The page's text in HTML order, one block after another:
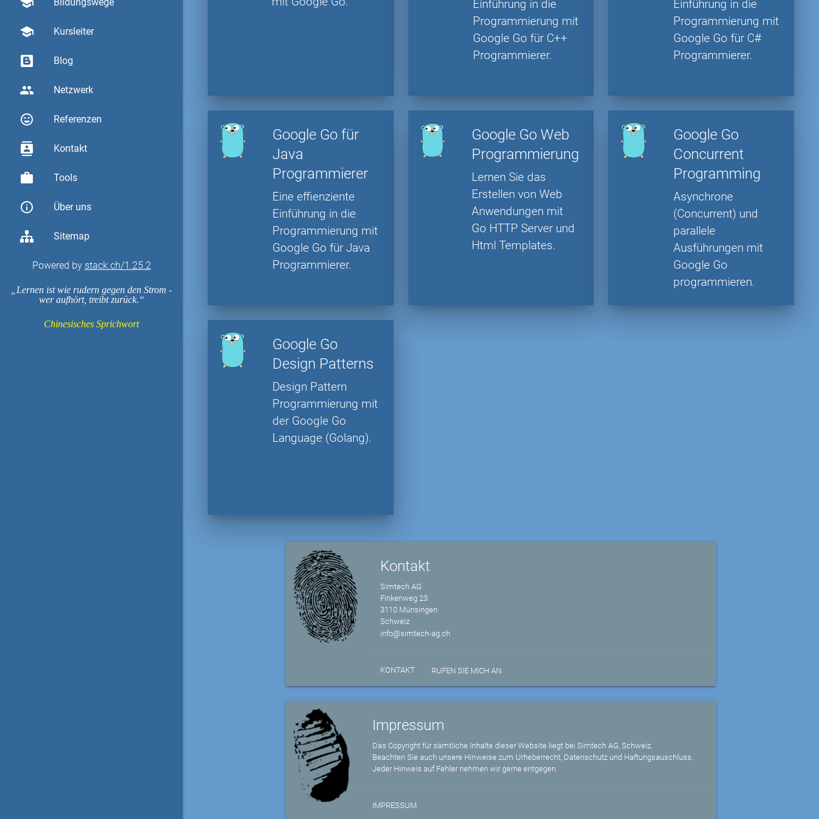
school Kursleiter
Blog
group Netzwerk
sentiment_very_satisfied Referenzen
contacts Kontakt
work Tools
info_outline Über uns
Sitemap
Powered by stack.ch/1.25.2
Lernen ist wie rudern gegen den Strom -
wer aufhört, treibt zurück.
Chinesisches Sprichwort
Einführung in die
Programmierung mit
Google Go für C++
Programmierer.
Einführung in die
Programmierung mit
Google Go für C#
Programmierer.
Google Go für
Java
Programmierer
Eine effienziente
Einführung in die
Programmierung mit
Google Go für Java
Programmierer.
Google Go Web
Programmierung
Lernen Sie das
Erstellen von Web
Anwendungen mit
Go HTTP Server und
Html Templates.
Google Go
Concurrent
Programming
Asynchrone
(Concurrent) und
parallele
Ausführungen mit
Google Go
programmieren.
Google Go
Design Patterns
Design Pattern
Programmierung mit
der Google Go
Language (Golang).
Kontakt
Simtech AG
Finkenweg 23
3110 Münsingen
Schweiz
info@simtech-ag.ch
KONTAKT RUFEN SIE MICH AN
Impressum
Das Copyright für sämtliche Inhalte dieser Website liegt bei Simtech AG, Schweiz.
Beachten Sie auch unsere Hinweise zum Urheberrecht, Datenschutz und Haftungsauschluss.
Jeder Hinweis auf Fehler nehmen wir gerne entgegen.
IMPRESSUM